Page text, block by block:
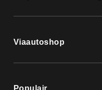
Viaautoshop